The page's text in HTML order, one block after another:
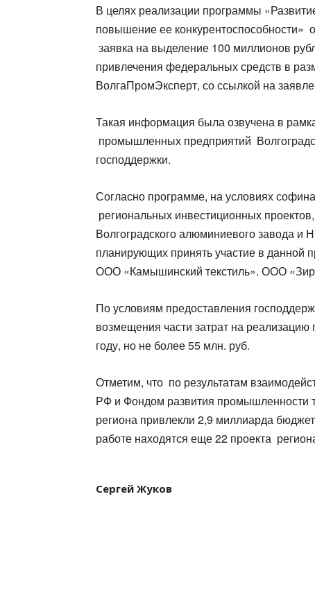
В целях реализации программы
повышение ее
заявка на выделение 100 миллионов
привлечения федеральных средств в
ВолгаПромЭксперт, со ссылкой на
Такая информация была озвучена в
промышленных предприятий
господдержки.
Согласно программе, на условиях
региональных инвестиционных
Волгоградского алюминиевого завода
планирующих принять участие в
ООО «Камышинский текстиль». ООО
По условиям предоставления
возмещения части затрат на
году, но не более 55 млн. руб.
Отметим, что по результатам
РФ и Фондом развития промышленности
региона привлекли 2,9 миллиарда
работе находятся еще 22 проекта
Сергей Жуков